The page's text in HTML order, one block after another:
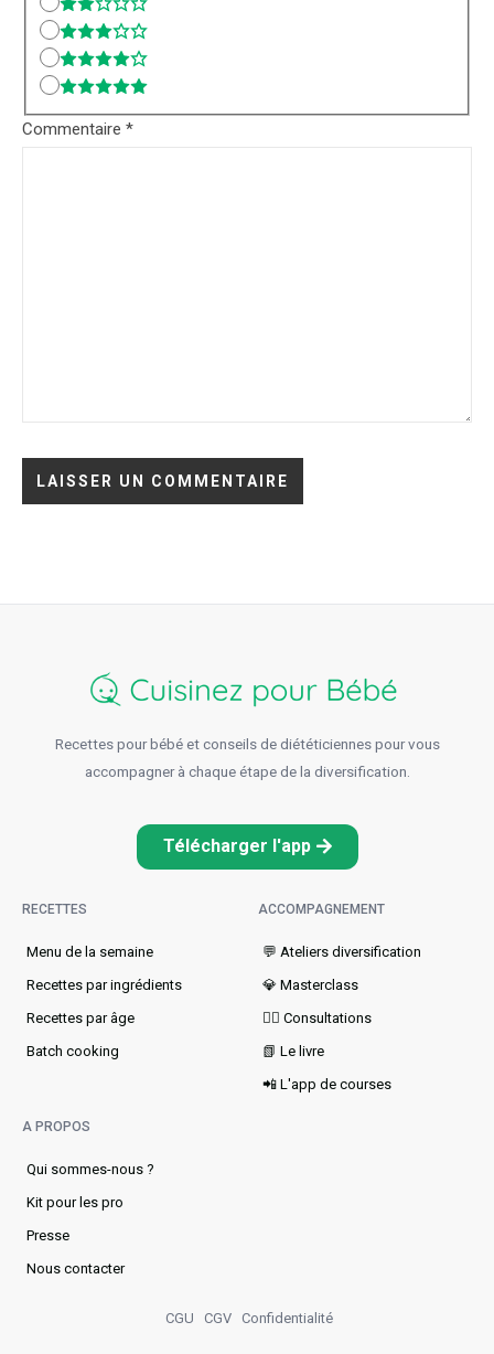
Commentaire *
Recettes pour bébé et conseils de diététiciennes pour vous
accompagner à chaque étape de la diversification.
Télécharger l'app
RECETTES
Menu de la semaine​
Recettes par ingrédients
Recettes par âge
Batch cooking
ACCOMPAGNEMENT
💬 Ateliers diversification
💎 Masterclass
👩‍⚕️ Consultations
📗 Le livre
📲 L'app de courses
A PROPOS
Qui sommes-nous ?
Kit pour les pro
Presse
Nous contacter
CGU CGV Confidentialité